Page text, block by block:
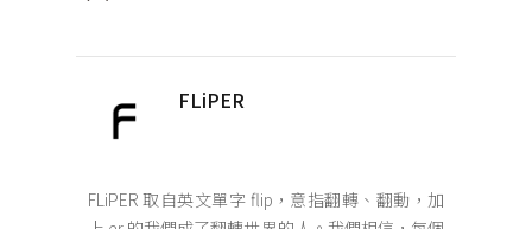
FLiPER
FLiPER 取自英文單字 flip，意指翻轉、翻動，加